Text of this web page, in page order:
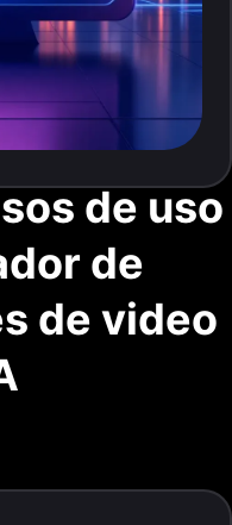
de uso
de
de video